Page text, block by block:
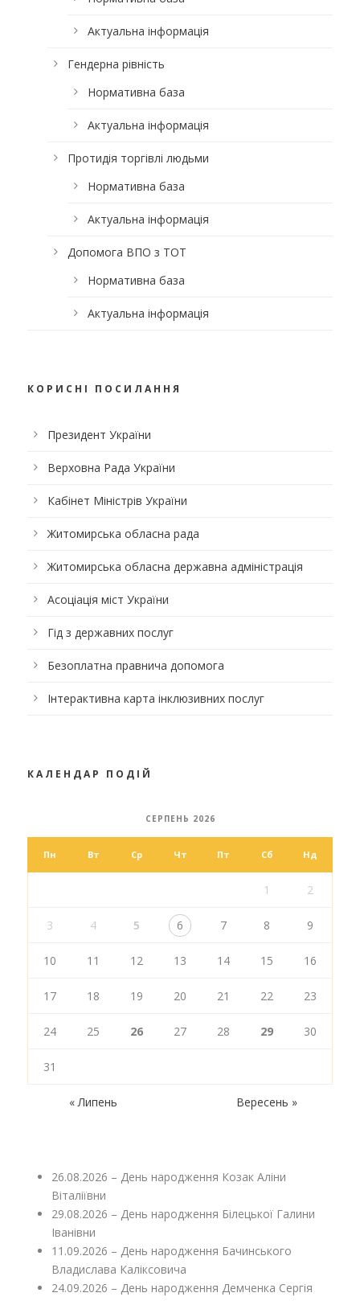
Актуальна інформація
Гендерна рівність
Нормативна база
Актуальна інформація
Протидія торгівлі людьми
Нормативна база
Актуальна інформація
Допомога ВПО з ТОТ
Нормативна база
Актуальна інформація
КОРИСНІ ПОСИЛАННЯ
Президент України
Верховна Рада України
Кабінет Міністрів України
Житомирська обласна рада
Житомирська обласна державна адміністрація
Асоціація міст України
Гід з державних послуг
Безоплатна правнича допомога
Інтерактивна карта інклюзивних послуг
КАЛЕНДАР ПОДІЙ
СЕРПЕНЬ 2026
Пн Вт Ср Чт Пт Сб Нд
1 2
3 4 5 6 7 8 9
10 11 12 13 14 15 16
17 18 19 20 21 22 23
24 25 26 27 28 29 30
31
« Липень Вересень »
26.08.2026 – День народження Козак Аліни
Віталіївни
29.08.2026 – День народження Білецької Галини
Іванівни
11.09.2026 – День народження Бачинського
Владислава Каліксовича
24.09.2026 – День народження Демченка Сергія